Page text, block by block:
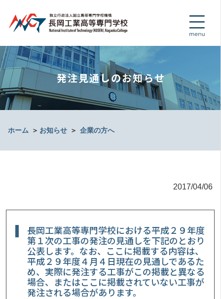
発注見通しのお知らせ
ホーム ＞ お知らせ ＞ 企業の方へ
2017/04/06
長岡工業高等専門学校における平成２９年度
第１次の工事の発注の見通しを下記のとおり
公表します。なお、ここに掲載する内容は、
平成２９年度４月４日現在の見通しであるた
め、実際に発注する工事がこの掲載と異なる
場合、またはここに掲載されていない工事が
発注される場合があります。